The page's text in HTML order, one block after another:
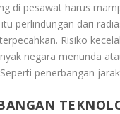
di pesawat harus
itu perlindungan dari
Risiko
negara menunda
penerbangan